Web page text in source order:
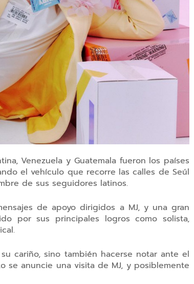
Venezuela y Guatemala fueron los países
el vehículo que recorre las calles de Seúl
de sus seguidores latinos.
de apoyo dirigidos a MJ, y una gran
por sus principales logros como solista,
cariño, sino también hacerse notar ante el
se anuncie una visita de MJ, y posiblemente